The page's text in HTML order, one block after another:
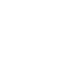
förlita dig på
driftskostnader –